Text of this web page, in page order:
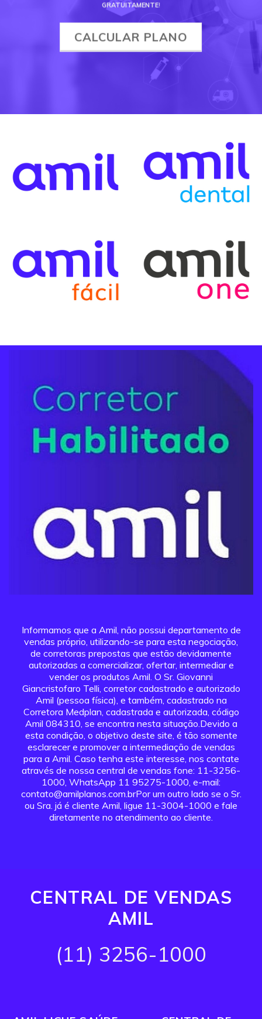
GRATUITAMENTE!
CALCULAR PLANO
Informamos que a Amil, não possui departamento de
vendas próprio, utilizando-se para esta negociação,
de corretoras prepostas que estão devidamente
autorizadas a comercializar, ofertar, intermediar e
vender os produtos Amil. O Sr. Giovanni
Giancristofaro Telli, corretor cadastrado e autorizado
Amil (pessoa física), e também, cadastrado na
Corretora Medplan, cadastrada e autorizada, código
Amil 084310, se encontra nesta situação.Devido a
esta condição, o objetivo deste site, é tão somente
esclarecer e promover a intermediação de vendas
para a Amil. Caso tenha este interesse, nos contate
através de nossa central de vendas fone: 11-3256-
1000, WhatsApp 11 95275-1000, e-mail:
contato@amilplanos.com.brPor um outro lado se o Sr.
ou Sra. já é cliente Amil, ligue 11-3004-1000 e fale
diretamente no atendimento ao cliente.
CENTRAL DE VENDAS
AMIL
(11) 3256-1000